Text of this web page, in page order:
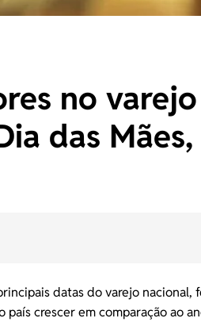
no
das
datas do varejo nacional,
crescer em comparação ao